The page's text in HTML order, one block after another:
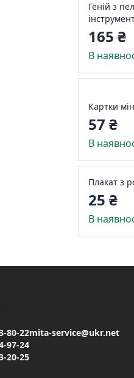
Геній з
165 ₴
В
Картки
57 ₴
В
Плакат з
25 ₴
В
80-22
97-24
20-25
mita-service@ukr.net